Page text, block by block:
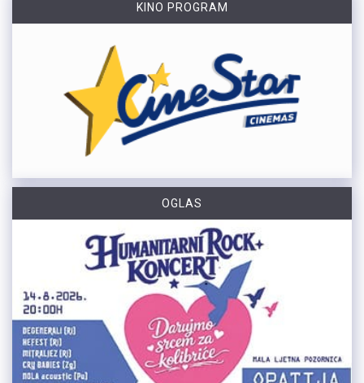
KINO PROGRAM
OGLAS